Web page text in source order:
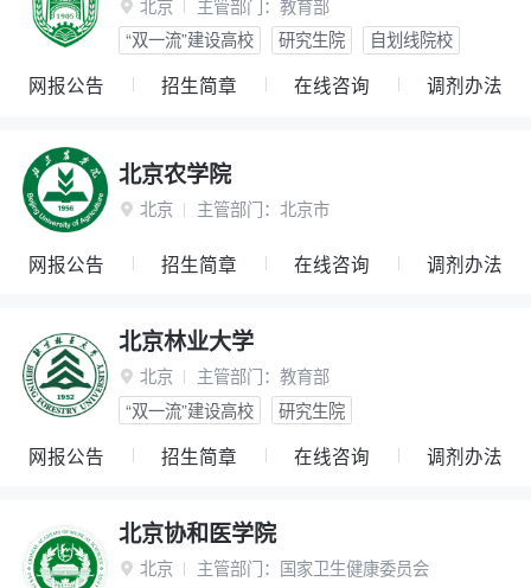
 北京 主管部门： 教育部
“双一流”建设高校
研究生院 自划线院校
网报公告 招生简章 在线咨询 调剂办法
北京农学院
 北京 主管部门： 北京市
网报公告 招生简章 在线咨询 调剂办法
北京林业大学
 北京 主管部门： 教育部
“双一流”建设高校
研究生院
网报公告 招生简章 在线咨询 调剂办法
北京协和医学院
 北京 主管部门： 国家卫生健康委员会